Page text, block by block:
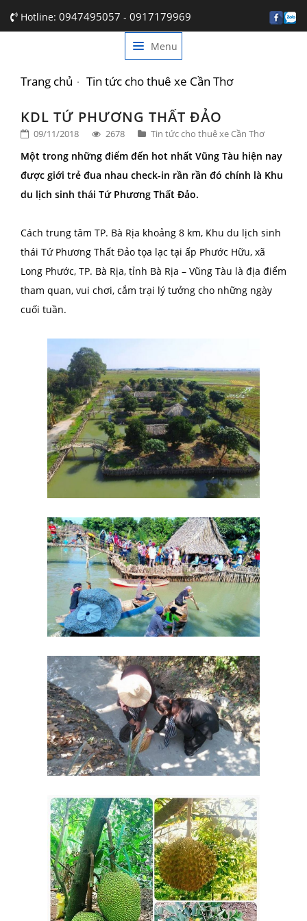
Hotline: 0947495057 - 0917179969
Menu
GIỚI THIỆU
DỊCH VỤ
BẢNG GIÁ
TIN TỨC
LIÊN HỆ
Trang chủ Tin tức cho thuê xe Cần Thơ
KDL TỨ PHƯƠNG THẤT ĐẢO
09/11/2018 2678 Tin tức cho thuê xe Cần Thơ
Một trong những điểm đến hot nhất Vũng Tàu hiện nay
được giới trẻ đua nhau check-in rần rần đó chính là Khu
du lịch sinh thái Tứ Phương Thất Đảo.
Cách trung tâm TP. Bà Rịa khoảng 8 km, Khu du lịch sinh
thái Tứ Phương Thất Đảo tọa lạc tại ấp Phước Hữu, xã
Long Phước, TP. Bà Rịa, tỉnh Bà Rịa – Vũng Tàu là địa điểm
tham quan, vui chơi, cắm trại lý tưởng cho những ngày
cuối tuần.